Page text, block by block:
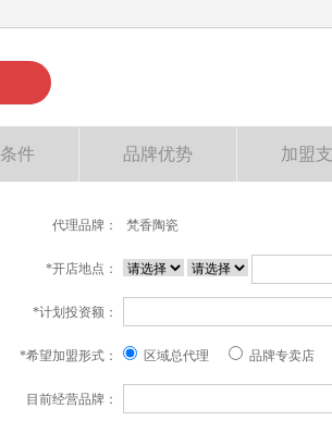
件 品牌优势 加盟
代理品牌： 梵香陶瓷
*开店地点：
*计划投资额：
*希望加盟形式： 区域总代理 品牌专卖店
目前经营品牌：